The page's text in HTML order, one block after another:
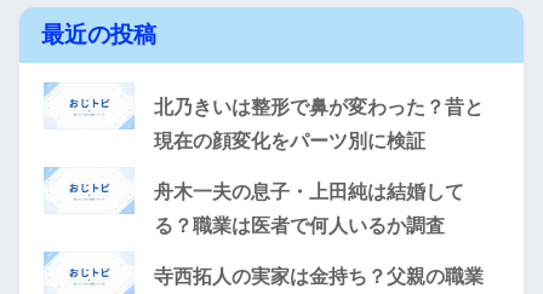
最近の投稿
北乃きいは整形で鼻が変わった？昔と
現在の顔変化をパーツ別に検証
舟木一夫の息子・上田純は結婚して
る？職業は医者で何人いるか調査
寺西拓人の実家は金持ち？父親の職業